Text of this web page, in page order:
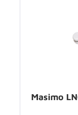
Masimo LNCS TC-I Tip Clip EAR 1/BOX